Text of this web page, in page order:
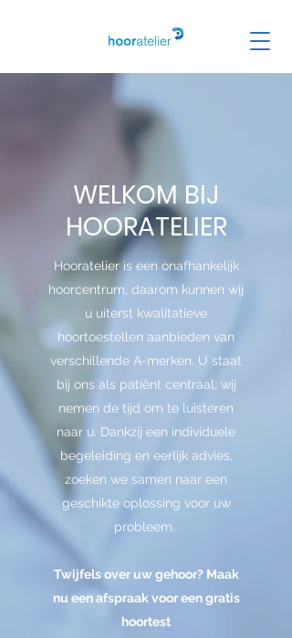
WELKOM BIJ
HOORATELIER
Hooratelier is een onafhankelijk
hoorcentrum, daarom kunnen wij
u uiterst kwalitatieve
hoortoestellen aanbieden van
verschillende A-merken. U staat
bij ons als patiënt centraal, wij
nemen de tijd om te luisteren
naar u. Dankzij een individuele
begeleiding en eerlijk advies,
zoeken we samen naar een
geschikte oplossing voor uw
probleem.
Twijfels over uw gehoor? Maak
nu een afspraak voor een gratis
hoortest